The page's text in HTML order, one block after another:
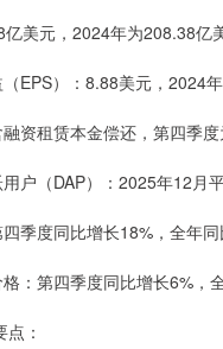
美元，2024年为208.38亿
EPS）：8.88美元，2024
资租赁本金偿还，第四季
户（DAP）：2025年12月
季度同比增长18%，全年
：第四季度同比增长6%，
：